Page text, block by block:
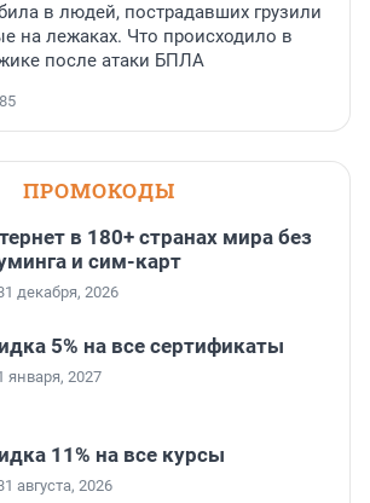
в людей, пострадавших грузили
на лежаках. Что происходило в
после атаки БПЛА
ПРОМОКОДЫ
в 180+ странах мира без
и сим-карт
декабря, 2026
5% на все сертификаты
января, 2027
11% на все курсы
августа, 2026